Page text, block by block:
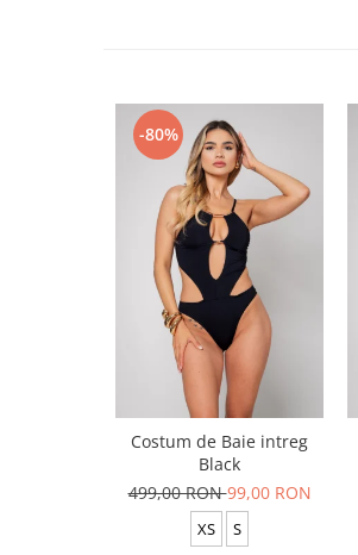
-80%
Costum de Baie intreg
Black
499,00 RON99,00 RON
XS S